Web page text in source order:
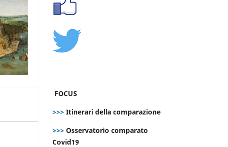
FOCUS
>>> Itinerari della comparazione
>>> Osservatorio comparato
Covid19